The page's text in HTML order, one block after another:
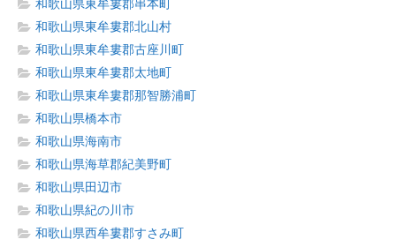
和歌山県東牟婁郡串本町
和歌山県東牟婁郡北山村
和歌山県東牟婁郡古座川町
和歌山県東牟婁郡太地町
和歌山県東牟婁郡那智勝浦町
和歌山県橋本市
和歌山県海南市
和歌山県海草郡紀美野町
和歌山県田辺市
和歌山県紀の川市
和歌山県西牟婁郡すさみ町